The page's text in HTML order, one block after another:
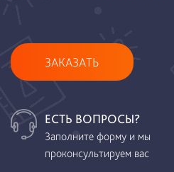
ЗАКАЗАТЬ
ЕСТЬ ВОПРОСЫ?
Заполните форму и мы
проконсультируем вас